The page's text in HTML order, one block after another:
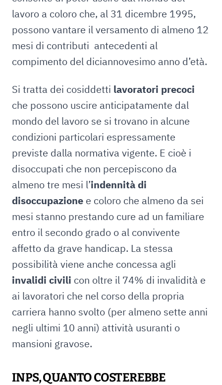
lavoro a coloro che, al 31 dicembre 1995,
possono vantare il versamento di almeno 12
mesi di contributi antecedenti al
compimento del diciannovesimo anno d’età.
Si tratta dei cosiddetti lavoratori precoci
che possono uscire anticipatamente dal
mondo del lavoro se si trovano in alcune
condizioni particolari espressamente
previste dalla normativa vigente. E cioè i
disoccupati che non percepiscono da
almeno tre mesi l’indennità di
disoccupazione e coloro che almeno da sei
mesi stanno prestando cure ad un familiare
entro il secondo grado o al convivente
affetto da grave handicap. La stessa
possibilità viene anche concessa agli
invalidi civili con oltre il 74% di invalidità e
ai lavoratori che nel corso della propria
carriera hanno svolto (per almeno sette anni
negli ultimi 10 anni) attività usuranti o
mansioni gravose.
INPS, QUANTO COSTEREBBE